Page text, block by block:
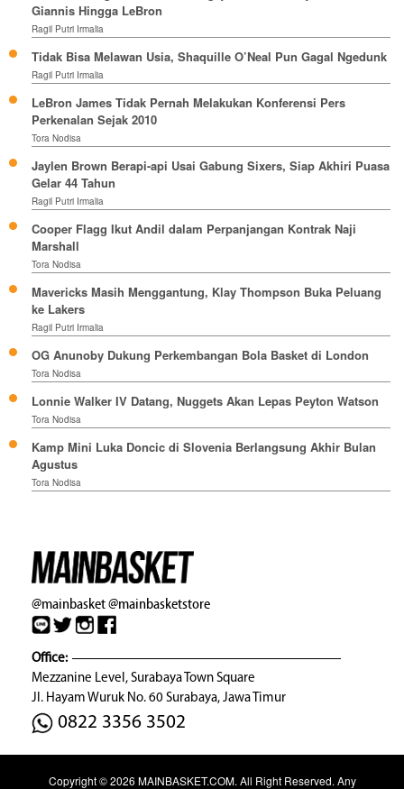
Giannis Hingga LeBron
Ragil Putri Irmalia
Tidak Bisa Melawan Usia, Shaquille O’Neal Pun Gagal Ngedunk
Ragil Putri Irmalia
LeBron James Tidak Pernah Melakukan Konferensi Pers
Perkenalan Sejak 2010
Tora Nodisa
Jaylen Brown Berapi-api Usai Gabung Sixers, Siap Akhiri Puasa
Gelar 44 Tahun
Ragil Putri Irmalia
Cooper Flagg Ikut Andil dalam Perpanjangan Kontrak Naji
Marshall
Tora Nodisa
Mavericks Masih Menggantung, Klay Thompson Buka Peluang
ke Lakers
Ragil Putri Irmalia
OG Anunoby Dukung Perkembangan Bola Basket di London
Tora Nodisa
Lonnie Walker IV Datang, Nuggets Akan Lepas Peyton Watson
Tora Nodisa
Kamp Mini Luka Doncic di Slovenia Berlangsung Akhir Bulan
Agustus
Tora Nodisa
@mainbasket@mainbasketstore
Office:
Mezzanine Level, Surabaya Town Square
Jl. Hayam Wuruk No. 60 Surabaya, Jawa Timur
0822 3356 3502
Copyright © 2026 MAINBASKET.COM. All Right Reserved. Any